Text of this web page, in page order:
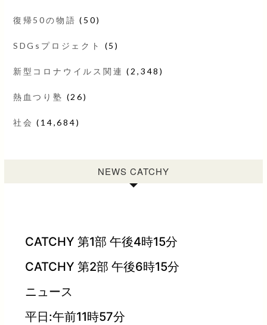
復帰50の物語 (50)
SDGsプロジェクト (5)
新型コロナウイルス関連 (2,348)
熱血つり塾 (26)
社会 (14,684)
NEWS CATCHY
CATCHY 第1部 午後4時15分
CATCHY 第2部 午後6時15分
ニュース
平日:午前11時57分